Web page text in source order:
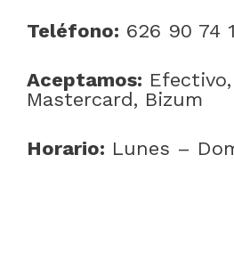
Teléfono: 626 90 74
Aceptamos:
Mastercard, Bizum
Horario: Lunes –